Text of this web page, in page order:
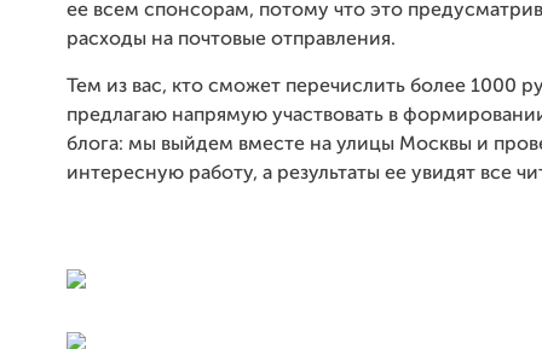
ее всем спонсорам, потому что это
расходы на почтовые отправления.
Тем из вас, кто сможет перечислить более 1000
предлагаю напрямую участвовать в
блога: мы выйдем вместе на улицы Москвы и
интересную работу, а результаты ее увидят все